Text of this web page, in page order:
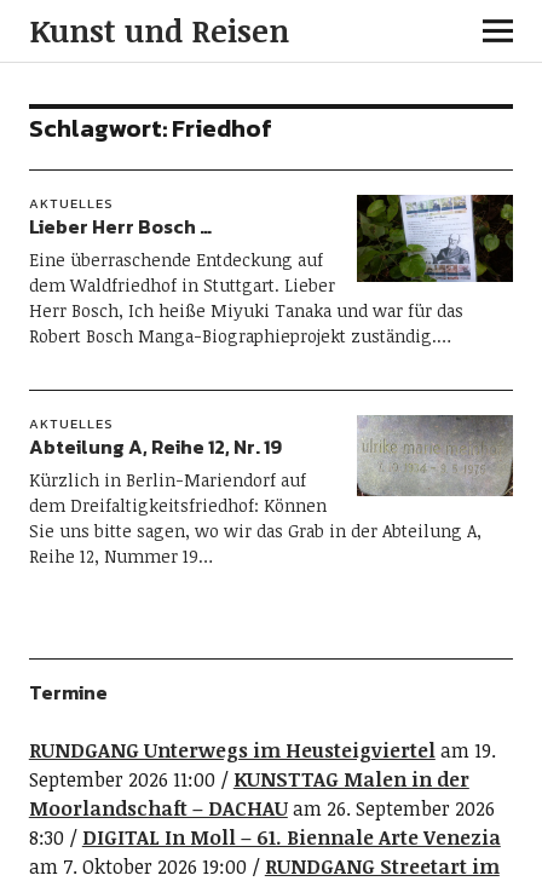
Kunst und Reisen
Schlagwort:Friedhof
AKTUELLES
Lieber Herr Bosch …
Eine überraschende Entdeckung auf
dem Waldfriedhof in Stuttgart. Lieber
Herr Bosch, Ich heiße Miyuki Tanaka und war für das
Robert Bosch Manga-Biographieprojekt zuständig.…
AKTUELLES
Abteilung A, Reihe 12, Nr. 19
Kürzlich in Berlin-Mariendorf auf
dem Dreifaltigkeitsfriedhof: Können
Sie uns bitte sagen, wo wir das Grab in der Abteilung A,
Reihe 12, Nummer 19…
Termine
RUNDGANG Unterwegs im Heusteigviertelam 19.
September 2026 11:00
KUNSTTAG Malen in der
Moorlandschaft – DACHAUam 26. September 2026
8:30
DIGITAL In Moll – 61. Biennale Arte Venezia
am 7. Oktober 2026 19:00
RUNDGANG Streetart im